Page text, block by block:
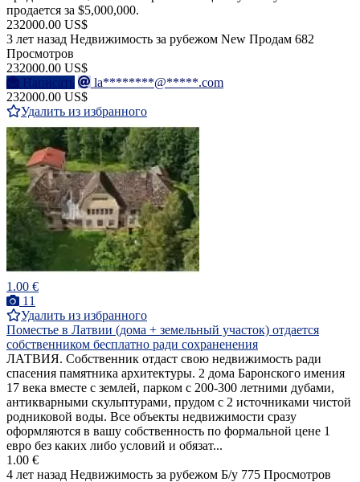
продается за $5,000,000.
232000.00 US$
3 лет назад Недвижимость за рубежом New Продам 682
Просмотров
232000.00 US$
Написать
la********@*****.com
232000.00 US$
Удалить из избранного
1.00 €
11
Удалить из избранного
Поместье в Латвии (дома + земельный участок) отдается
собственником бесплатно ради сохраненения
ЛАТВИЯ. Собственник отдаст свою недвижимость ради
спасения памятника архитектуры. 2 дома Баронского имения
17 века вместе с землей, парком с 200-300 летними дубами,
антикварными скульптурами, прудом с 2 источниками чистой
родниковой воды. Все объекты недвижимости сразу
оформляются в вашу собственность по формальной цене 1
евро без каких либо условий и обязат...
1.00 €
4 лет назад Недвижимость за рубежом Б/у 775 Просмотров